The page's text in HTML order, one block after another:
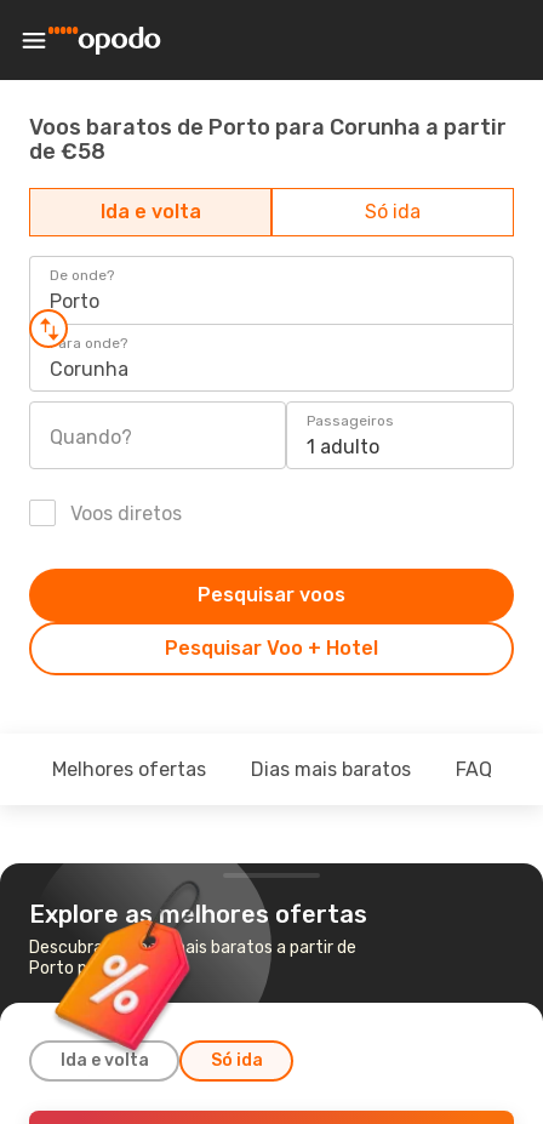
Voos baratos de Porto para Corunha a partir
de €58
Ida e volta Só ida
De onde?
Porto
Para onde?
Corunha
Quando?
Passageiros
1 adulto
Voos diretos
Pesquisar Voo + Hotel
Pesquisar voos
Melhores ofertas Dias mais baratos FAQ
Explore as melhores ofertas
Descubra os voos mais baratos a partir de
Porto para Corunha
Ida e volta Só ida